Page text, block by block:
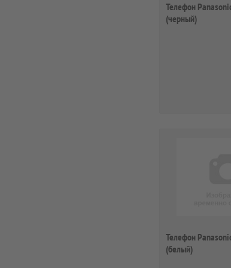
Телефон
(черный)
Телефон
(белый)